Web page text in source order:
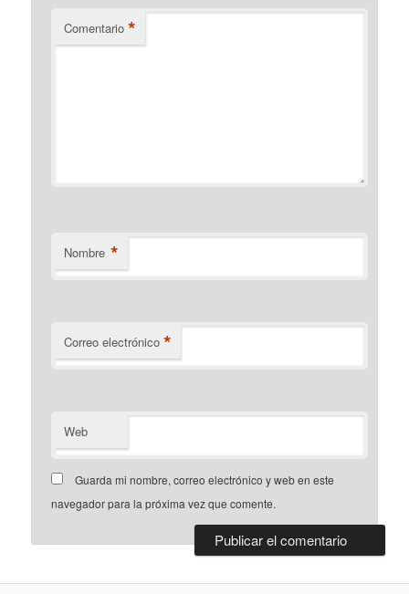
Comentario *
Nombre *
Correo electrónico *
Web
Guarda mi nombre, correo electrónico y web en este
navegador para la próxima vez que comente.